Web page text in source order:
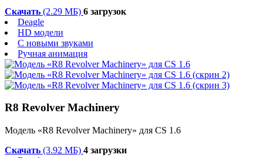
Скачать (2.29 МБ) 6 загрузок
Deagle
HD модели
С новыми звуками
Ручная анимация
R8 Revolver Machinery
Модель «R8 Revolver Machinery» для CS 1.6
Скачать (3.92 МБ) 4 загрузки